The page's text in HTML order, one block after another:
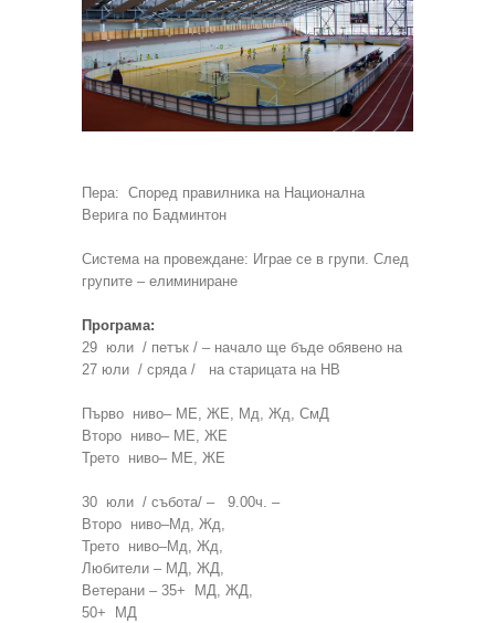
Пера: Според правилника на Национална
Верига по Бадминтон
Система на провеждане: Играе се в групи. След
групите – елиминиране
Програма:
29 юли / петък / – начало ще бъде обявено на
27 юли / сряда / на старицата на НВ
Първо ниво– МЕ, ЖЕ, Мд, Жд, СмД
Второ ниво– МЕ, ЖЕ
Трето ниво– МЕ, ЖЕ
30 юли / събота/ – 9.00ч. –
Второ ниво–Мд, Жд,
Трето ниво–Мд, Жд,
Любители – МД, ЖД,
Ветерани – 35+ МД, ЖД,
50+ МД